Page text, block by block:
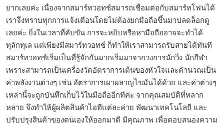
ยากเลยค่ะ เนื่องจากสมาร์ทวอทช์สมารถเชื่อมต่อกับสมาร์ทโฟนได้
เราจึงทราบทุกการแจ้งเตือนโดยไม่ต้องยกมือถือขึ้นมาปลดล็อกดู
เลยค่ะ ยิ่งในเวลาที่คับขัน การจะหยิบหรือหามือถืออาจจะทำได้
ทุลักทุเล แต่เพียงมีสมาร์ทวอทช์ ก็ทำให้เราสามารถรับสายได้ทันที
สมาร์ทวอทช์เริ่มเป็นที่รู้จักกันมากเริ่มมาจากวงการนักวิ่ง นักกีฬา
เพราะสามารถเป็นเครื่องวัดอัตราการเต้นของหัวใจและคำนวณเป็น
ค่าพลังงานต่างๆ เช่น อัตราการเผาผลาญไขมันได้ด้วย และค่าต่างๆ
เหล่านี้จะถูกบันทึกเก็บไว้ในมือถืออีกทีค่ะ จากคุณสมบัติที่หลาก
หลาย จึงทำให้ผู้ผลิตสินค้าไอทีแต่ละค่าย พัฒนาเทคโนโลยี และ
ปรับปรุงสินค้าของตนเองให้ออกมาดี มีคุณภาพ เพื่อตอบสนองความ